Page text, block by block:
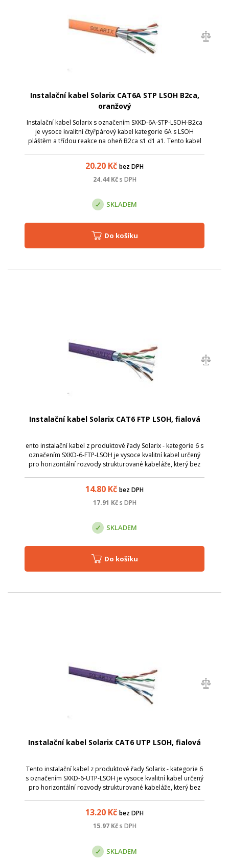
Instalační kabel Solarix CAT6A STP LSOH B2ca,
oranžový
Instalační kabel Solarix s označením SXKD-6A-STP-LSOH-B2ca
je vysoce kvalitní čtyřpárový kabel kategorie 6A s LSOH
pláštěm a třídou reakce na oheň B2ca s1 d1 a1. Tento kabel
20.20 Kč bez DPH
24.44Kč s DPH
SKLADEM
Do košíku
Instalační kabel Solarix CAT6 FTP LSOH, fialová
ento instalační kabel z produktové řady Solarix - kategorie 6 s
označením SXKD-6-FTP-LSOH je vysoce kvalitní kabel určený
pro horizontální rozvody strukturované kabeláže, který bez
14.80 Kč bez DPH
17.91 Kč s DPH
SKLADEM
Do košíku
Instalační kabel Solarix CAT6 UTP LSOH, fialová
Tento instalační kabel z produktové řady Solarix - kategorie 6
s označením SXKD-6-UTP-LSOH je vysoce kvalitní kabel určený
pro horizontální rozvody strukturované kabeláže, který bez
13.20 Kč bez DPH
15.97Kč s DPH
SKLADEM